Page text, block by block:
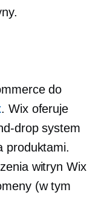
do
. Wix oferuje
dropsystem
produktami.
witryn Wix
(w tym